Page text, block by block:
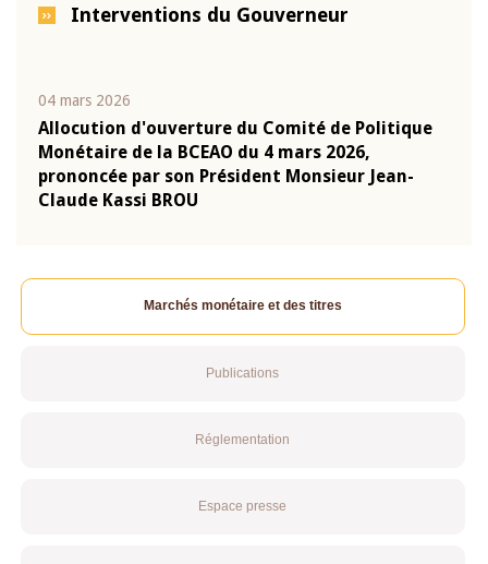
Interventions du Gouverneur
04 mars 2026
Allocution d'ouverture du Comité de Politique
Monétaire de la BCEAO du 4 mars 2026,
prononcée par son Président Monsieur Jean-
Claude Kassi BROU
Marchés monétaire et des titres
Publications
Réglementation
Espace presse